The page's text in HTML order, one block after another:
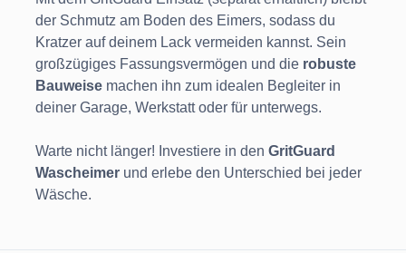
der Schmutz am Boden des Eimers, sodass du
Kratzer auf deinem Lack vermeiden kannst. Sein
großzügiges Fassungsvermögen und die robuste
Bauweise machen ihn zum idealen Begleiter in
deiner Garage, Werkstatt oder für unterwegs.
Warte nicht länger! Investiere in den GritGuard
Wascheimer und erlebe den Unterschied bei jeder
Wäsche.